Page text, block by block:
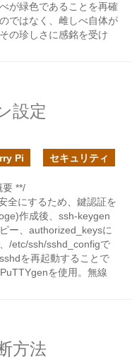
が緑色であることを再確
ではなく、雌しべ自体が
の珍しさに感銘を受け
設定
Pi セキュリティ
要 **/
全にするため、鍵認証を
作成後、ssh-keygen
ー、authorized_keysに
/etc/ssh/sshd_configで
を再起動することで
を使用。無線
方法